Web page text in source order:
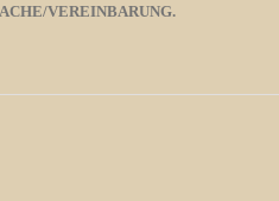
VEREINBARUNG.